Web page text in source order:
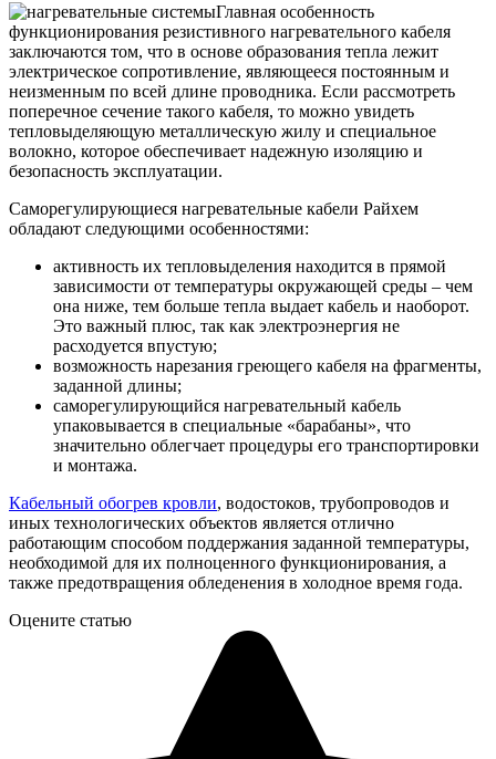
Главная особенность
функционирования резистивного нагревательного кабеля
заключаются том, что в основе образования тепла лежит
электрическое сопротивление, являющееся постоянным и
неизменным по всей длине проводника. Если рассмотреть
поперечное сечение такого кабеля, то можно увидеть
тепловыделяющую металлическую жилу и специальное
волокно, которое обеспечивает надежную изоляцию и
безопасность эксплуатации.
Саморегулирующиеся нагревательные кабели Райхем
обладают следующими особенностями:
активность их тепловыделения находится в прямой
зависимости от температуры окружающей среды – чем
она ниже, тем больше тепла выдает кабель и наоборот.
Это важный плюс, так как электроэнергия не
расходуется впустую;
возможность нарезания греющего кабеля на фрагменты,
заданной длины;
саморегулирующийся нагревательный кабель
упаковывается в специальные «барабаны», что
значительно облегчает процедуры его транспортировки
и монтажа.
Кабельный обогрев кровли, водостоков, трубопроводов и
иных технологических объектов является отлично
работающим способом поддержания заданной температуры,
необходимой для их полноценного функционирования, а
также предотвращения обледенения в холодное время года.
Оцените статью